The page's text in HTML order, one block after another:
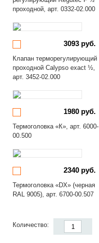
проходной, арт. 0332-02.000
3093 руб.
Клапан терморегулирующий
проходной Calypso exact ½,
арт. 3452-02.000
1980 руб.
Термоголовка «К», арт. 6000-
00.500
2340 руб.
Термоголовка «DX» (черная
RAL 9005), арт. 6700-00.507
Количество: